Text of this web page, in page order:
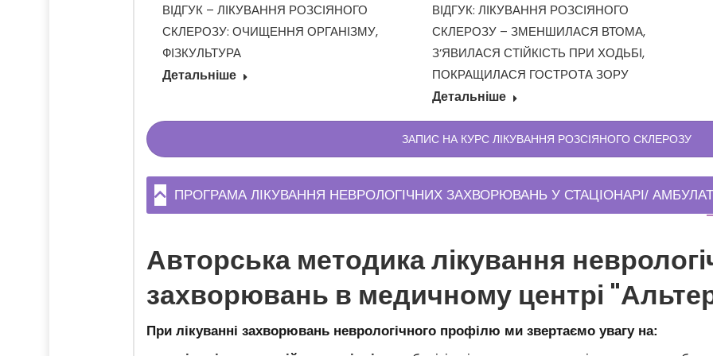
ВІДГУК – ЛІКУВАННЯ РОЗСІЯНОГО
СКЛЕРОЗУ: ОЧИЩЕННЯ ОРГАНІЗМУ,
ФІЗКУЛЬТУРА
Детальніше
ВІДГУК: ЛІКУВАННЯ РОЗСІЯНОГО
СКЛЕРОЗУ – ЗМЕНШИЛАСЯ ВТОМА,
З’ЯВИЛАСЯ СТІЙКІСТЬ ПРИ ХОДЬБІ,
ПОКРАЩИЛАСЯ ГОСТРОТА ЗОРУ
Детальніше
ЗАПИС НА КУРС ЛІКУВАННЯ РОЗСІЯНОГО СКЛЕРОЗУ
ПРОГРАМА ЛІКУВАННЯ НЕВРОЛОГІЧНИХ ЗАХВОРЮВАНЬ У СТАЦІОНАРІ/
Авторська методика лікування
захворювань в медичному центрі
При лікуванні захворювань неврологічного профілю ми звертаємо увагу на: